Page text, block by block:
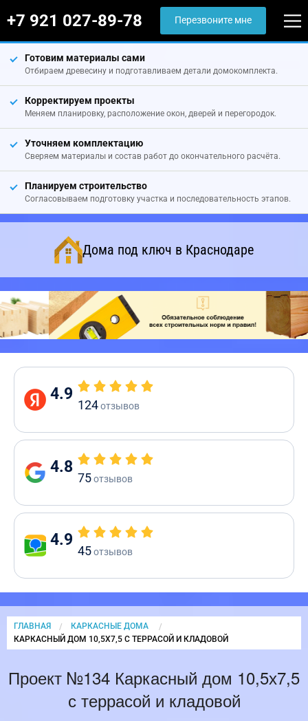
+7 921 027-89-78 Перезвоните мне
Готовим материалы сами
Отбираем древесину и подготавливаем детали домокомплекта.
Корректируем проекты
Меняем планировку, расположение окон, дверей и перегородок.
Уточняем комплектацию
Сверяем материалы и состав работ до окончательного расчёта.
Планируем строительство
Согласовываем подготовку участка и последовательность этапов.
Дома под ключ в Краснодаре
4.9
124отзывов
4.8
75отзывов
4.9
45отзывов
ГЛАВНАЯ
КАРКАСНЫЕ ДОМА
CURRENT:
КАРКАСНЫЙ ДОМ 10,5Х7,5 С ТЕРРАСОЙ И КЛАДОВОЙ
Проект №134 Каркасный дом 10,5х7,5
с террасой и кладовой